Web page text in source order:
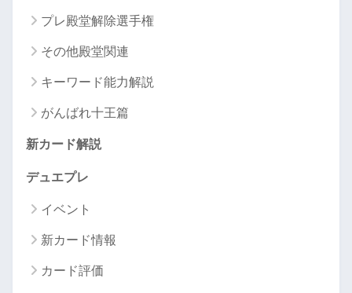
プレ殿堂解除選手権
その他殿堂関連
キーワード能力解説
がんばれ十王篇
新カード解説
デュエプレ
イベント
新カード情報
カード評価